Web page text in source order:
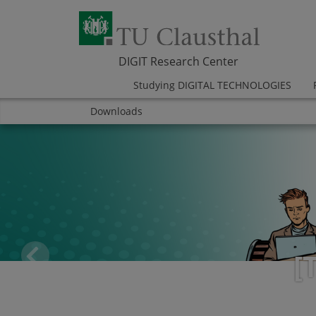
DIGIT Research Center
Studying DIGITAL TECHNOLOGIES
Downloads